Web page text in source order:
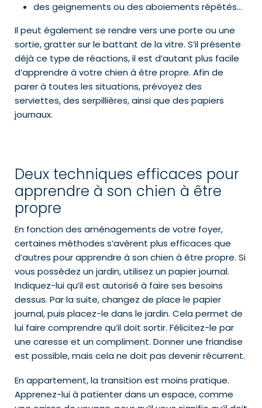
des geignements ou des aboiements répétés…
Il peut également se rendre vers une porte ou une
sortie, gratter sur le battant de la vitre. S’il présente
déjà ce type de réactions, il est d’autant plus facile
d’apprendre à votre chien à être propre. Afin de
parer à toutes les situations, prévoyez des
serviettes, des serpillières, ainsi que des papiers
journaux.
Deux techniques efficaces pour
apprendre à son chien à être
propre
En fonction des aménagements de votre foyer,
certaines méthodes s’avèrent plus efficaces que
d’autres pour apprendre à son chien à être propre. Si
vous possédez un jardin, utilisez un papier journal.
Indiquez-lui qu’il est autorisé à faire ses besoins
dessus. Par la suite, changez de place le papier
journal, puis placez-le dans le jardin. Cela permet de
lui faire comprendre qu’il doit sortir. Félicitez-le par
une caresse et un compliment. Donner une friandise
est possible, mais cela ne doit pas devenir récurrent.
En appartement, la transition est moins pratique.
Apprenez-lui à patienter dans un espace, comme